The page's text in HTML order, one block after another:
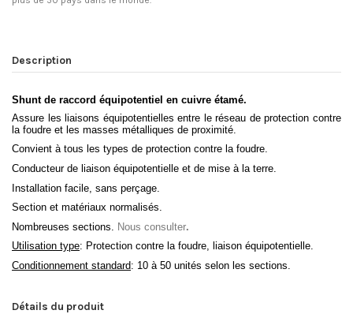
Description
Shunt de raccord équipotentiel en cuivre étamé.
Assure les liaisons équipotentielles entre le réseau de protection contre
la foudre et les masses métalliques de proximité
Convient à tous les types de protection contre la foudre.
Conducteur de liaison équipotentielle et de mise à la terre.
Installation facile, sans perçage.
Section et matériaux normalisés.
Nombreuses sections.
Nous consulter.
Utilisation type: Protection contre la foudre, liaison équipotentielle.
Conditionnement standard: 10 à 50 unités selon les sections.
Détails du produit